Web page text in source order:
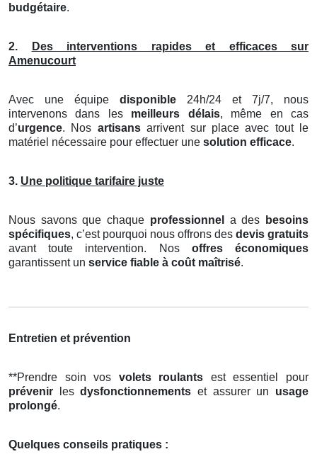
budgétaire.
2.
Des interventions rapides et efficaces sur
Amenucourt
Avec une équipe disponible 24h/24 et 7j/7, nous
intervenons dans les meilleurs délais, même en cas
d’urgence. Nos artisansarrivent sur place avec tout le
matériel nécessaire pour effectuer une solution efficace.
3. Une politique tarifaire juste
Nous savons que chaque professionnel a des
besoins
spécifiques, c’est pourquoi nous offrons des devis gratuits
avant toute intervention. Nos offres économiques
garantissent un service fiable à coût maîtrisé.
Entretien et prévention
**Prendre soin vos volets roulants est essentiel pour
prévenir lesdysfonctionnements et assurer un usage
prolongé.
Quelques conseils pratiques :